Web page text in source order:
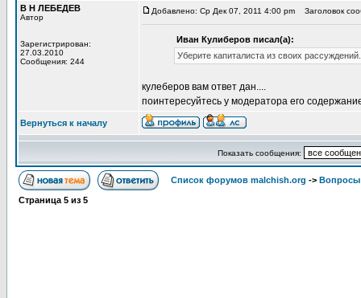
В Н ЛЕБЕДЕВ
Автор
Зарегистрирован:
27.03.2010
Сообщения: 244
Добавлено: Ср Дек 07, 2011 4:00 pm Заголовок
Иван Кулиберов писал(а):
Уберите капиталиста из своих
кулеберов вам ответ дан....
поинтересуйтесь у модератора его
Вернуться к началу
Показать сообщения:
Список форумов malchish.org -> Вопросы
Страница 5 из 5